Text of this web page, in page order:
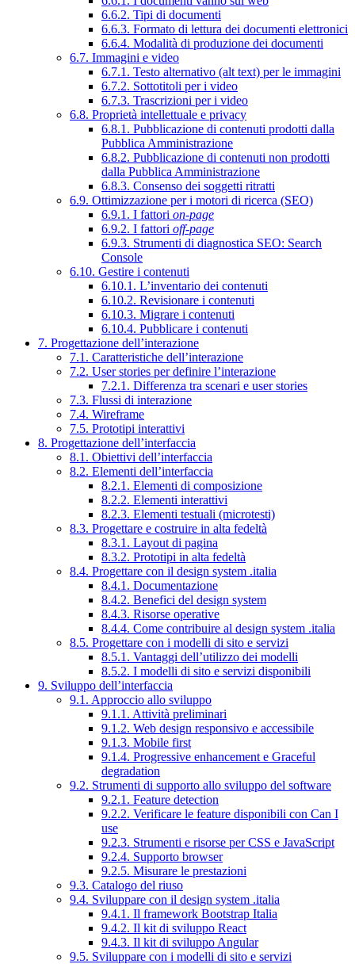
6.6.2. Tipi di documenti
6.6.3. Formato di lettura dei documenti elettronici
6.6.4. Modalità di produzione dei documenti
6.7. Immagini e video
6.7.1. Testo alternativo (alt text) per le immagini
6.7.2. Sottotitoli per i video
6.7.3. Trascrizioni per i video
6.8. Proprietà intellettuale e privacy
6.8.1. Pubblicazione di contenuti prodotti dalla
Pubblica Amministrazione
6.8.2. Pubblicazione di contenuti non prodotti
dalla Pubblica Amministrazione
6.8.3. Consenso dei soggetti ritratti
6.9. Ottimizzazione per i motori di ricerca (SEO)
6.9.1. I fattori on-page
6.9.2. I fattori off-page
6.9.3. Strumenti di diagnostica SEO: Search
Console
6.10. Gestire i contenuti
6.10.1. L’inventario dei contenuti
6.10.2. Revisionare i contenuti
6.10.3. Migrare i contenuti
6.10.4. Pubblicare i contenuti
7. Progettazione dell’interazione
7.1. Caratteristiche dell’interazione
7.2. User stories per definire l’interazione
7.2.1. Differenza tra scenari e user stories
7.3. Flussi di interazione
7.4. Wireframe
7.5. Prototipi interattivi
8. Progettazione dell’interfaccia
8.1. Obiettivi dell’interfaccia
8.2. Elementi dell’interfaccia
8.2.1. Elementi di composizione
8.2.2. Elementi interattivi
8.2.3. Elementi testuali (microtesti)
8.3. Progettare e costruire in alta fedeltà
8.3.1. Layout di pagina
8.3.2. Prototipi in alta fedeltà
8.4. Progettare con il design system .italia
8.4.1. Documentazione
8.4.2. Benefici del design system
8.4.3. Risorse operative
8.4.4. Come contribuire al design system .italia
8.5. Progettare con i modelli di sito e servizi
8.5.1. Vantaggi dell’utilizzo dei modelli
8.5.2. I modelli di sito e servizi disponibili
9. Sviluppo dell’interfaccia
9.1. Approccio allo sviluppo
9.1.1. Attività preliminari
9.1.2. Web design responsivo e accessibile
9.1.3. Mobile first
9.1.4. Progressive enhancement e Graceful
degradation
9.2. Strumenti di supporto allo sviluppo del software
9.2.1. Feature detection
9.2.2. Verificare le feature disponibili con Can I
use
9.2.3. Strumenti e risorse per CSS e JavaScript
9.2.4. Supporto browser
9.2.5. Misurare le prestazioni
9.3. Catalogo del riuso
9.4. Sviluppare con il design system .italia
9.4.1. Il framework Bootstrap Italia
9.4.2. Il kit di sviluppo React
9.4.3. Il kit di sviluppo Angular
9.5. Sviluppare con i modelli di sito e servizi